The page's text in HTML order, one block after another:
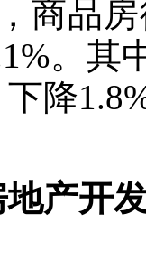
商品
。其
降
开发